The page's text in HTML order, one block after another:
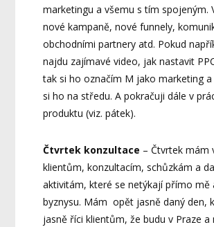
marketingu a všemu s tím spojeným.
nové kampaně, nové funnely,
obchodními partnery atd. Pokud
najdu zajímavé video, jak nastavit
tak si ho označím M jako marketing
si ho na středu. A pokračuji dále v
produktu (viz. pátek).
Čtvrtek konzultace – Čtvrtek mám
klientům, konzultacím, schůzkám a
aktivitám, které se netýkají přímo mě
byznysu. Mám opět jasně daný den,
jasně říci klientům, že budu v Praze a